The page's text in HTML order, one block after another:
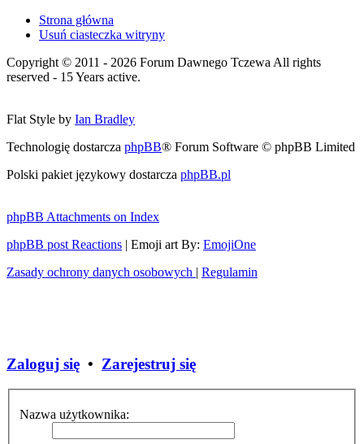
Strona główna
Usuń ciasteczka witryny
Copyright © 2011 - 2026 Forum Dawnego Tczewa All rights
reserved - 15 Years active.
Flat Style by Ian Bradley
Technologię dostarcza phpBB® Forum Software © phpBB Limited
Polski pakiet językowy dostarcza phpBB.pl
phpBB Attachments on Index
phpBB post Reactions | Emoji art By: EmojiOne
Zasady ochrony danych osobowych | Regulamin
Zaloguj się • Zarejestruj się
Nazwa użytkownika: